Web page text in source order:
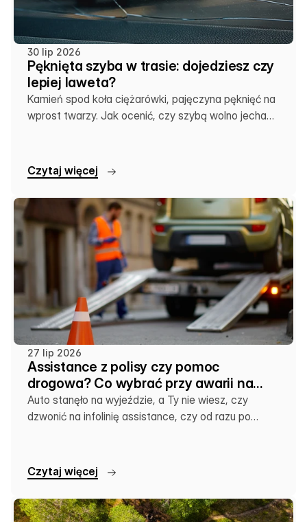
30 lip 2026
Pęknięta szyba w trasie: dojedziesz czy
lepiej laweta?
Kamień spod koła ciężarówki, pajęczyna pęknięć na
wprost twarzy. Jak ocenić, czy szybą wolno jechać
Czytaj więcej
27 lip 2026
Assistance z polisy czy pomoc
drogowa? Co wybrać przy awarii na
wakacjach
Auto stanęło na wyjeździe, a Ty nie wiesz, czy
dzwonić na infolinię assistance, czy od razu po
Czytaj więcej